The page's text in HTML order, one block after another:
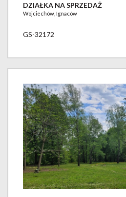
DZIAŁKA NA SPRZEDAŻ
Wojciechów, Ignaców
GS-32172